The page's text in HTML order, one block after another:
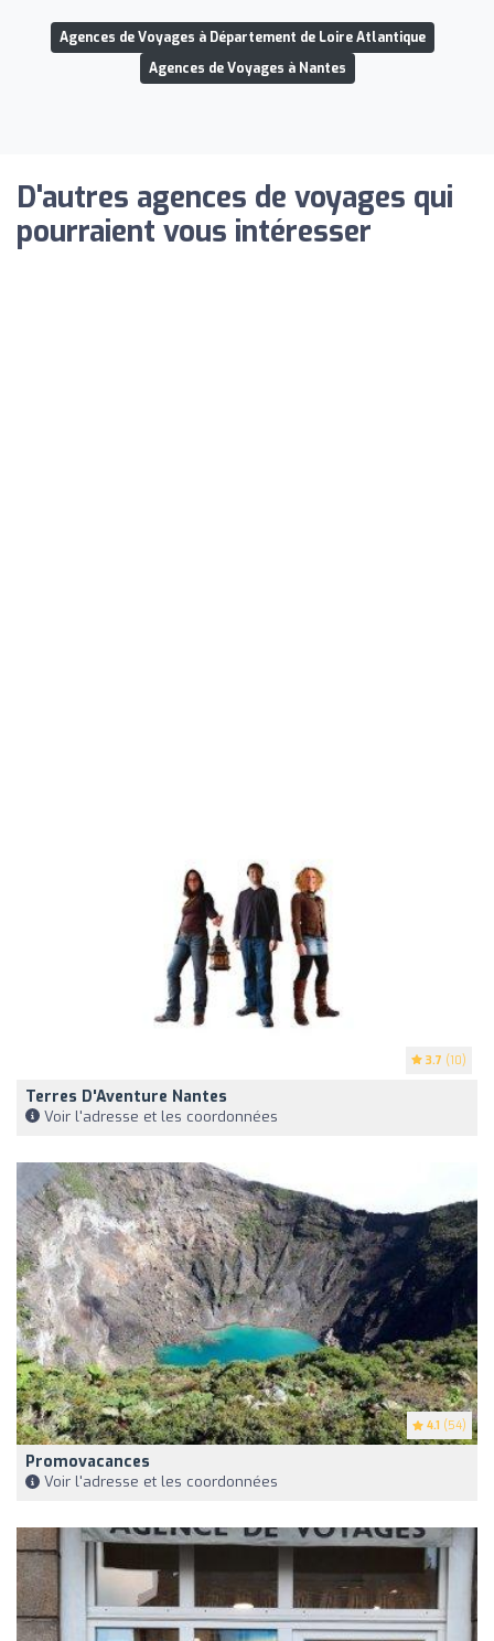
Agences de Voyages à Département de Loire Atlantique
Agences de Voyages à Nantes
D'autres agences de voyages qui
pourraient vous intéresser
3.7 (10)
Terres D'Aventure Nantes
Voir l'adresse et les coordonnées
4.1 (54)
Promovacances
Voir l'adresse et les coordonnées